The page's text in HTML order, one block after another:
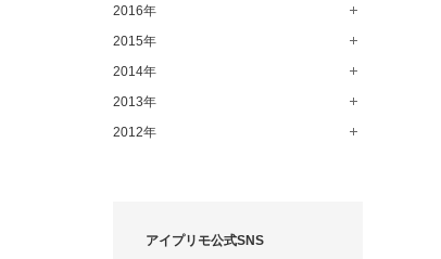
3月（63）
5月（67）
4月（75）
3月（61）
6月（72）
5月（77）
4月（89）
3月（69）
7月（68）
6月（83）
5月（71）
4月（79）
3月（78）
8月（61）
7月（69）
6月（69）
5月（79）
4月（1）
9月（58）
8月（67）
7月（60）
6月（74）
5月（44）
1月（53）
10月（71）
9月（68）
8月（92）
7月（102）
6月（6）
2月（71）
11月（70）
10月（68）
9月（72）
8月（73）
7月（64）
3月（62）
12月（66）
11月（69）
10月（66）
9月（64）
8月（71）
4月（60）
2016年
12月（78）
11月（91）
10月（74）
9月（79）
5月（85）
2015年
12月（71）
11月（62）
10月（66）
6月（66）
2014年
12月（74）
11月（65）
7月（66）
2013年
12月（18）
8月（18）
2012年
9月（15）
アイプリモ公式SNS